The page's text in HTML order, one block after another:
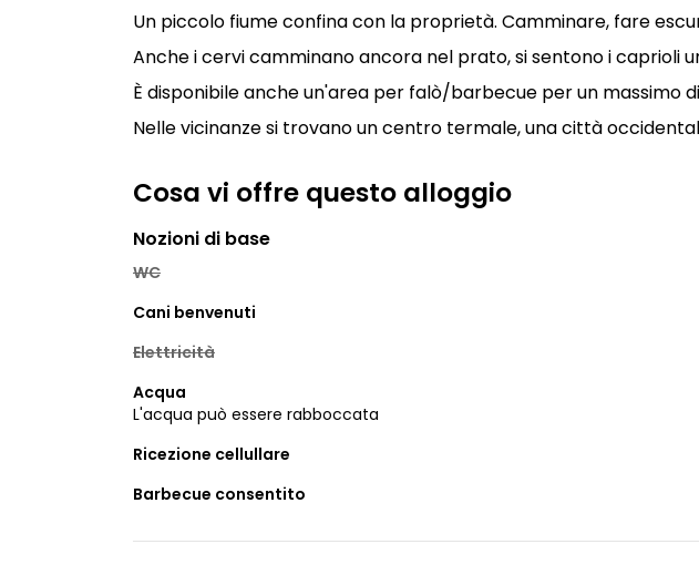
Un piccolo fiume confina con la proprietà. Camminare, fare
Anche i cervi camminano ancora nel prato, si sentono i caprioli
È disponibile anche un'area per falò/barbecue per un massimo
Nelle vicinanze si trovano un centro termale, una città
Cosa vi offre questo alloggio
Nozioni di base
WC
Cani benvenuti
Elettricità
Acqua
L'acqua può essere rabboccata
Ricezione cellullare
Barbecue consentito